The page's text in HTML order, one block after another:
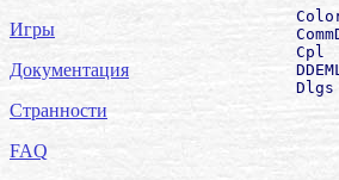
Игры
Документация
Странности
FAQ
Cpl